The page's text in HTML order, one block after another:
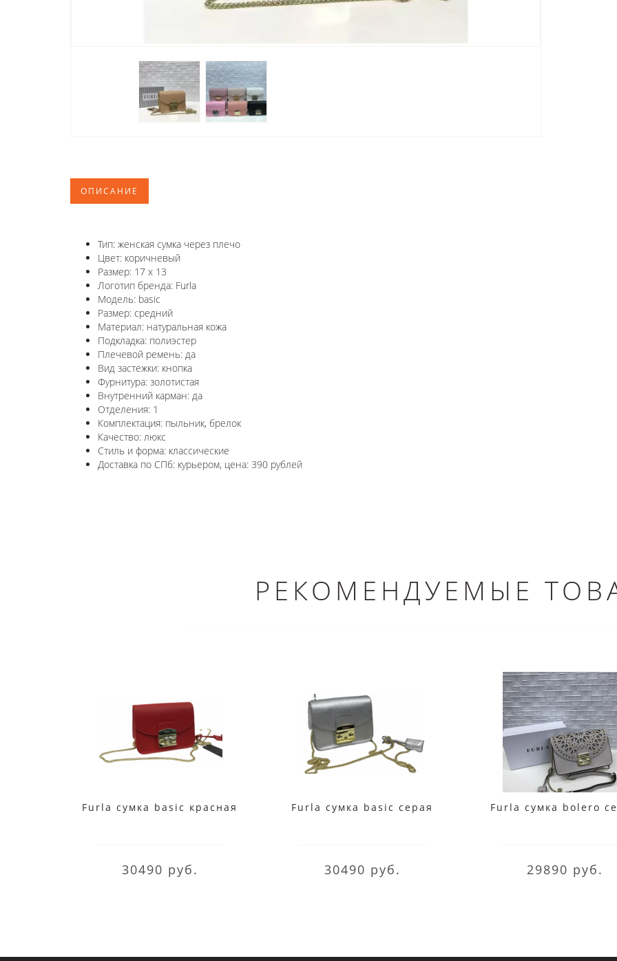
ОПИСАНИЕ
Тип: женская сумка через плечо
Цвет: коричневый
Размер: 17 х 13
Логотип бренда: Furla
Модель: basic
Размер: средний
Материал: натуральная кожа
Подкладка: полиэстер
Плечевой ремень: да
Вид застежки: кнопка
Фурнитура: золотистая
Внутренний карман: да
Отделения: 1
Комплектация: пыльник, брелок
Качество: люкс
Стиль и форма: классические
Доставка по СПб: курьером, цена: 390 рублей
РЕКОМЕНДУЕМЫЕ
Furla сумка basic красная
30490 руб.
Furla сумка basic серая
30490 руб.
Furla сумка bolero
29890 руб.